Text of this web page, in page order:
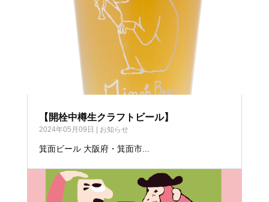
【開栓中樽生クラフトビール】
2024年05月09日 お知らせ
箕面ビール 大阪府・箕面市...